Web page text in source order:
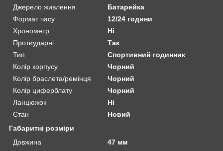
Джерело живлення
Батарейка
Формат часу
12/24 години
Хронометр
Ні
Протиударні
Так
Тип
Спортивний годинник
Колір корпусу
Чорний
Колір браслета/ремінця
Чорний
Колір циферблату
Чорний
Ланцюжок
Ні
Стан
Новий
Габаритні розміри
Довжина
47 мм